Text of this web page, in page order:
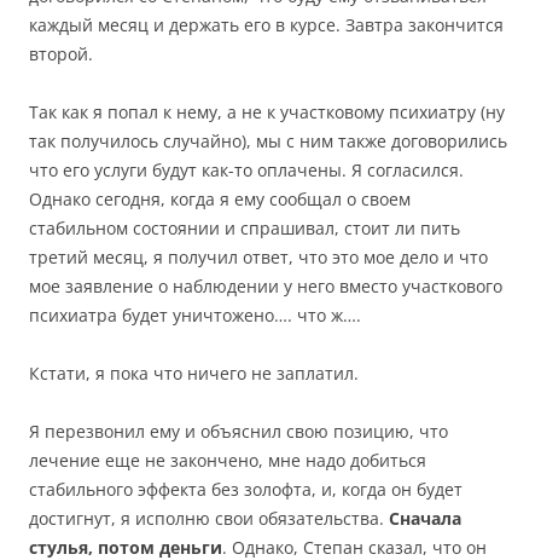
каждый месяц и держать его в курсе. Завтра закончится
второй.
Так как я попал к нему, а не к участковому психиатру (ну
так получилось случайно), мы с ним также договорились
что его услуги будут как-то оплачены. Я согласился.
Однако сегодня, когда я ему сообщал о своем
стабильном состоянии и спрашивал, стоит ли пить
третий месяц, я получил ответ, что это мое дело и что
мое заявление о наблюдении у него вместо участкового
психиатра будет уничтожено…. что ж….
Кстати, я пока что ничего не заплатил.
Я перезвонил ему и объяснил свою позицию, что
лечение еще не закончено, мне надо добиться
стабильного эффекта без золофта, и, когда он будет
достигнут, я исполню свои обязательства. Сначала
стулья, потом деньги. Однако, Степан сказал, что он